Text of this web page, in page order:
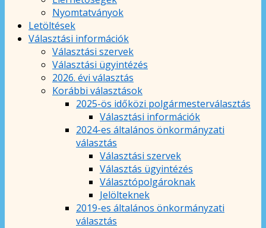
Nyomtatványok
Letöltések
Választási információk
Választási szervek
Választási ügyintézés
2026. évi választás
Korábbi választások
2025-ös időközi polgármesterválasztás
Választási információk
2024-es általános önkormányzati
választás
Választási szervek
Választás ügyintézés
Választópolgároknak
Jelölteknek
2019-es általános önkormányzati
választás